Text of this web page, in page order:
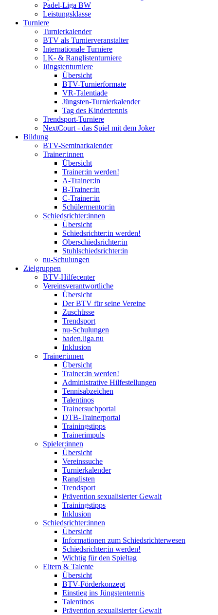
Padel-Liga BW
Leistungsklasse
Turniere
Turnierkalender
BTV als Turnierveranstalter
Internationale Turniere
LK- & Ranglistenturniere
Jüngstenturniere
Übersicht
BTV-Turnierformate
VR-Talentiade
Jüngsten-Turnierkalender
Tag des Kindertennis
Trendsport-Turniere
NextCourt - das Spiel mit dem Joker
Bildung
BTV-Seminarkalender
Trainer:innen
Übersicht
Trainer:in werden!
A-Trainer:in
B-Trainer:in
C-Trainer:in
Schülermentor:in
Schiedsrichter:innen
Übersicht
Schiedsrichter:in werden!
Oberschiedsrichter:in
Stuhlschiedsrichter:in
nu-Schulungen
Zielgruppen
BTV-Hilfecenter
Vereinsverantwortliche
Übersicht
Der BTV für seine Vereine
Zuschüsse
Trendsport
nu-Schulungen
baden.liga.nu
Inklusion
Trainer:innen
Übersicht
Trainer:in werden!
Administrative Hilfestellungen
Tennisabzeichen
Talentinos
Trainersuchportal
DTB-Trainerportal
Trainingstipps
Trainerimpuls
Spieler:innen
Übersicht
Vereinssuche
Turnierkalender
Ranglisten
Trendsport
Prävention sexualisierter Gewalt
Trainingstipps
Inklusion
Schiedsrichter:innen
Übersicht
Informationen zum Schiedsrichterwesen
Schiedsrichter:in werden!
Wichtig für den Spieltag
Eltern & Talente
Übersicht
BTV-Förderkonzept
Einstieg ins Jüngstentennis
Talentinos
Prävention sexualisierter Gewalt